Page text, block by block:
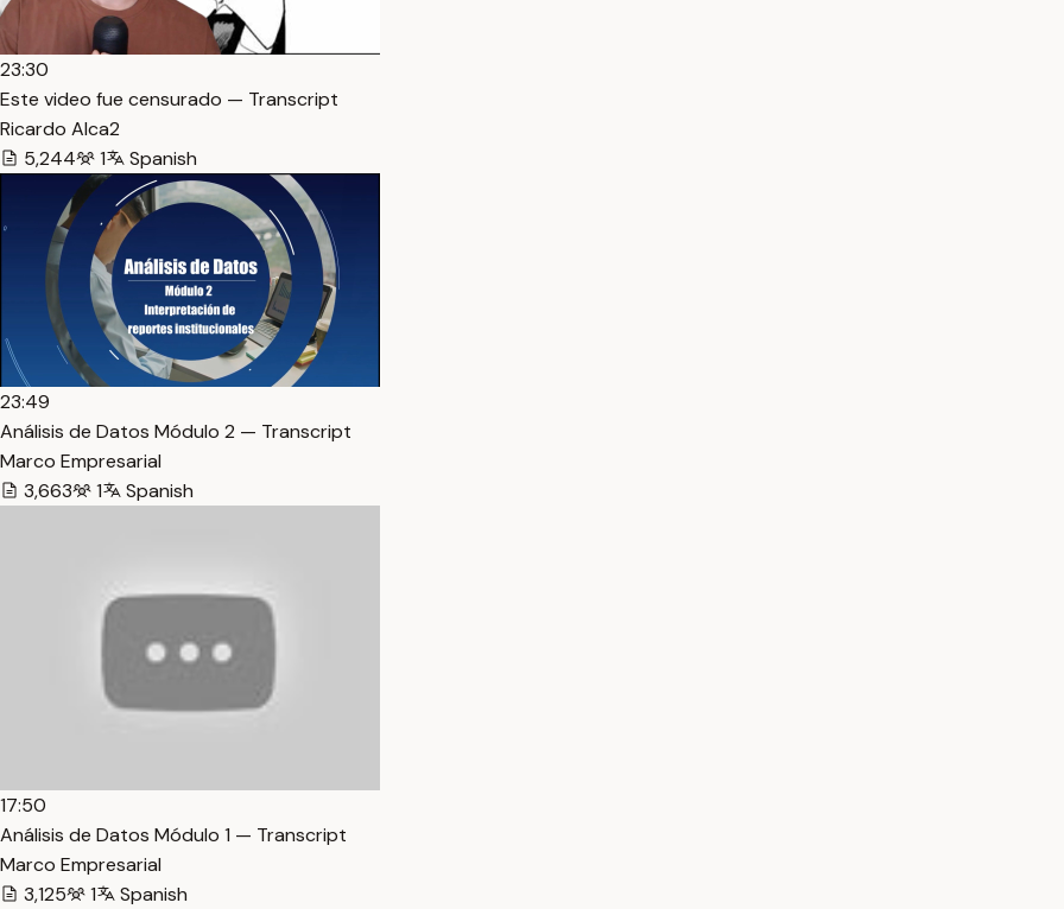
23:30
Este video fue censurado — Transcript
Ricardo Alca2
5,244
1 Spanish
23:49
Análisis de Datos Módulo 2 — Transcript
Marco Empresarial
3,663
1 Spanish
17:50
Análisis de Datos Módulo 1 — Transcript
Marco Empresarial
3,125
1 Spanish